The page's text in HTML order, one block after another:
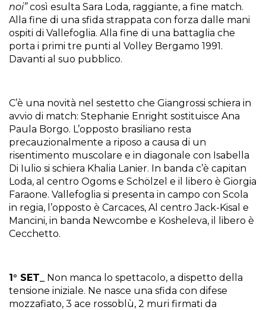
noi”così esulta Sara Loda, raggiante, a fine match.
Alla fine di una sfida strappata con forza dalle mani
ospiti di Vallefoglia. Alla fine di una battaglia che
porta i primi tre punti al Volley Bergamo 1991.
Davanti al suo pubblico.
C’è una novità nel sestetto che Giangrossi schiera in
avvio di match: Stephanie Enright sostituisce Ana
Paula Borgo. L’opposto brasiliano resta
precauzionalmente a riposo a causa di un
risentimento muscolare e in diagonale con Isabella
Di Iulio si schiera Khalia Lanier. In banda c’è capitan
Loda, al centro Ogoms e Schölzel e il libero è Giorgia
Faraone. Vallefoglia si presenta in campo con Scola
in regia, l’opposto è Carcaces, Al centro Jack-Kisal e
Mancini, in banda Newcombe e Kosheleva, il libero è
Cecchetto.
1° SET_
Non manca lo spettacolo, a dispetto della
tensione iniziale. Ne nasce una sfida con difese
mozzafiato, 3 ace rossoblù, 2 muri firmati da